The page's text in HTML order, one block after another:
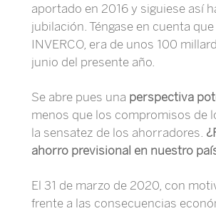
aportado en 2016 y siguiese así
jubilación. Téngase en cuenta
INVERCO, era de unos 100
junio del presente año.
Se abre pues una perspectiva
menos que los compromisos de
la sensatez de los ahorradores.
ahorro previsional en nuestro
El 31 de marzo de 2020, con
frente a las consecuencias